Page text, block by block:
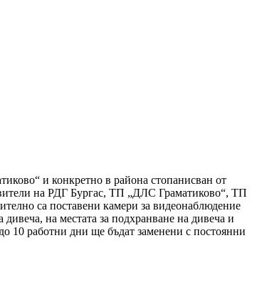
и конкретно в района стопанисван от
на РДГ Бургас, ТП „ДЛС Граматиково“, ТП
са поставени камери за видеонаблюдение
на местата за подхранване на дивеча и
10 работни дни ще бъдат заменени с постоянни